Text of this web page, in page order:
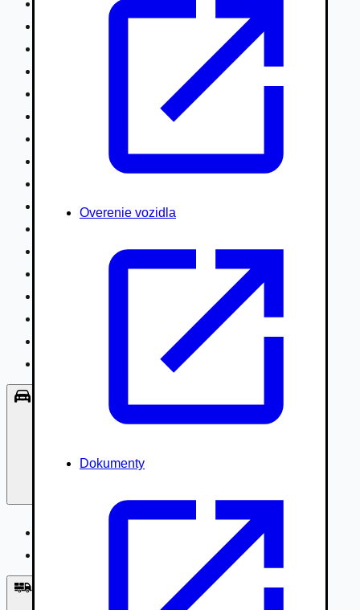
Overenie vozidla
Dokumenty
Nákladné vozidlá nad 7,5t
Vodné/Snežné skútre, štvorkolky
Poľnohospodárske vozidlá / stroje
Hydraulické ruky autožeriavy
Špeciály/nosiče kontajnerov
Návesy/prívesy nadstavby
Lode/člny, lietadlá/vznášadlá
Príslušenstvo, Oblečenie